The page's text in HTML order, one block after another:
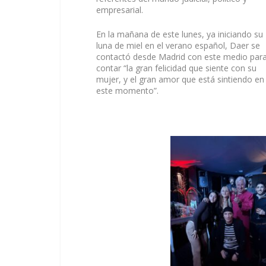
empresarial.
En la mañana de este lunes, ya iniciando su
luna de miel en el verano español, Daer se
contactó desde Madrid con este medio
contar “la gran felicidad que siente con su
mujer, y el gran amor que está sintiendo en
este momento”.